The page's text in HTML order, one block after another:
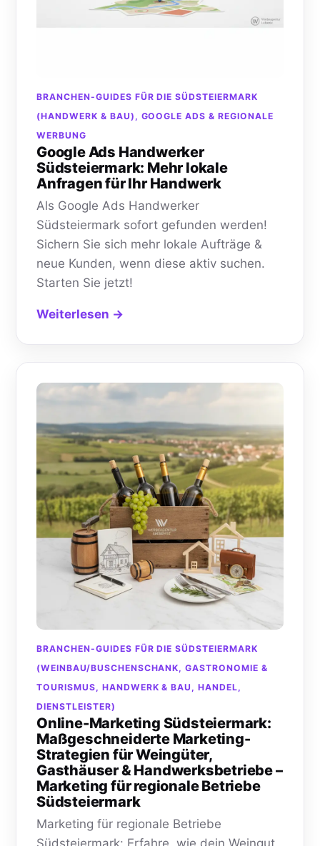
BRANCHEN-GUIDES FÜR DIE SÜDSTEIERMARK
(HANDWERK & BAU), GOOGLE ADS & REGIONALE
WERBUNG
Google Ads Handwerker
Südsteiermark: Mehr lokale
Anfragen für Ihr Handwerk
Als Google Ads Handwerker
Südsteiermark sofort gefunden werden!
Sichern Sie sich mehr lokale Aufträge &
neue Kunden, wenn diese aktiv suchen.
Starten Sie jetzt!
Weiterlesen →
BRANCHEN-GUIDES FÜR DIE SÜDSTEIERMARK
(WEINBAU/BUSCHENSCHANK, GASTRONOMIE &
TOURISMUS, HANDWERK & BAU, HANDEL,
DIENSTLEISTER)
Online-Marketing Südsteiermark:
Maßgeschneiderte Marketing-
Strategien für Weingüter,
Gasthäuser & Handwerksbetriebe –
Marketing für regionale Betriebe
Südsteiermark
Marketing für regionale Betriebe
Südsteiermark: Erfahre, wie dein Weingut,